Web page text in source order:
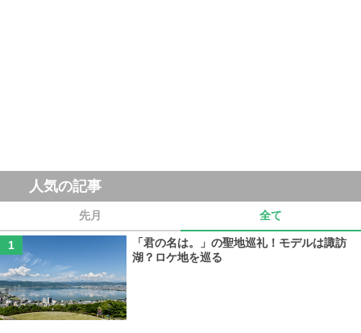
人気の記事
先月 全て
「君の名は。」の聖地巡礼！モデルは諏訪
湖？ロケ地を巡る